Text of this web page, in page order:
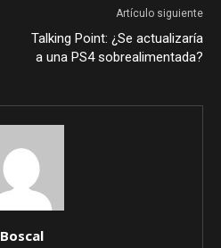
Artículo siguiente
Talking Point: ¿Se actualizaría
a una PS4 sobrealimentada?
Boscal